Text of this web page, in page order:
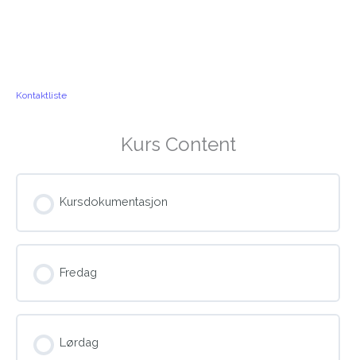
Kontaktliste
Kurs Content
Kursdokumentasjon
Fredag
Lørdag